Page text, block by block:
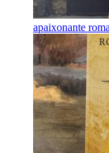
apaixonante